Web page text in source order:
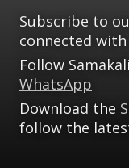
Subscribe to
connected
Follow
WhatsApp
Download the
follow the